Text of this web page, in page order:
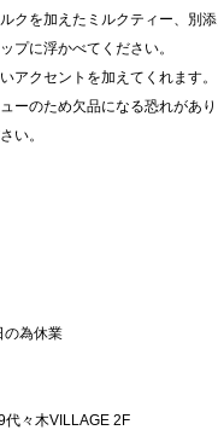
クを加えたミルクティー、別
プに浮かべてください。
アクセントを加えてくれます。
ーのため欠品になる恐れがあり
い。
の為休業
々木VILLAGE 2F